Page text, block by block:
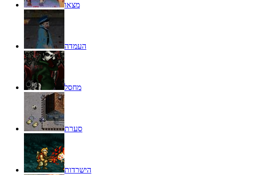
מצאו
העמדה
מחסל
סערת
הישרדות